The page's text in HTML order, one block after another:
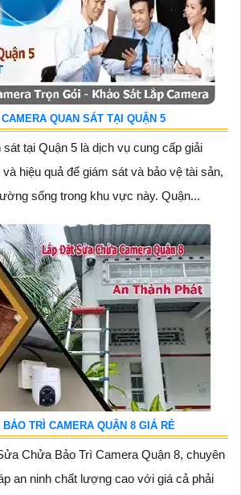
QUAN SÁT TẠI QUẬN 5
tại Quận 5 là dịch vụ cung cấp giải
và hiệu quả để giám sát và bảo vệ tài sản,
sống trong khu vực này. Quận...
TRÌ CAMERA QUẬN 8 GIÁ RẺ
Chửa Bảo Trì Camera Quận 8, chuyên
an ninh chất lượng cao với giá cả phải